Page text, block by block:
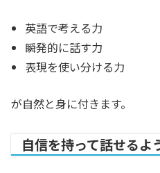
英語で考える力
瞬発的に話す力
表現を使い分ける力
が自然と身に付きます。
自信を持って話せるよ